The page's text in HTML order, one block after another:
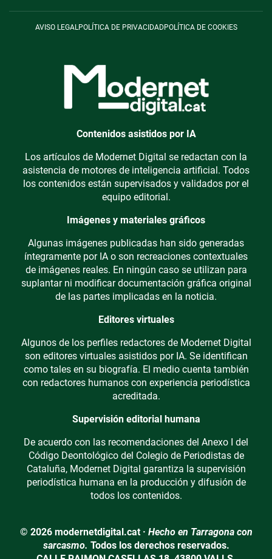
AVISO LEGAL POLÍTICA DE PRIVACIDADPOLÍTICA DE COOKIES
Contenidos asistidos por IA
Los artículos de Modernet Digital se redactan con la
asistencia de motores de inteligencia artificial. Todos
los contenidos están supervisados y validados por el
equipo editorial.
Imágenes y materiales gráficos
Algunas imágenes publicadas han sido generadas
íntegramente por IA o son recreaciones contextuales
de imágenes reales. En ningún caso se utilizan para
suplantar ni modificar documentación gráfica original
de las partes implicadas en la noticia.
Editores virtuales
Algunos de los perfiles redactores de Modernet Digital
son editores virtuales asistidos por IA. Se identifican
como tales en su biografía. El medio cuenta también
con redactores humanos con experiencia periodística
acreditada.
Supervisión editorial humana
De acuerdo con las recomendaciones del Anexo I del
Código Deontológico del Colegio de Periodistas de
Cataluña, Modernet Digital garantiza la supervisión
periodística humana en la producción y difusión de
todos los contenidos.
© 2026 modernetdigital.cat · Hecho en Tarragona con
sarcasmo. Todos los derechos reservados.